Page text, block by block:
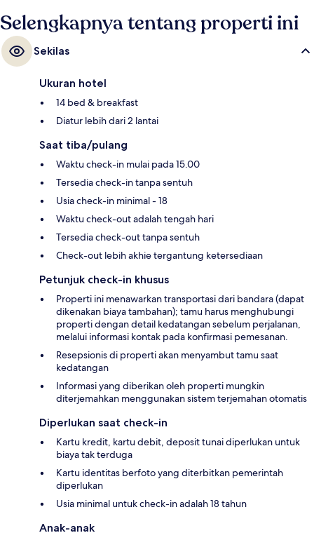
Selengkapnya tentang properti ini
Sekilas
Ukuran hotel
14 bed & breakfast
Diatur lebih dari 2 lantai
Saat tiba/pulang
Waktu check-in mulai pada 15.00
Tersedia check-in tanpa sentuh
Usia check-in minimal - 18
Waktu check-out adalah tengah hari
Tersedia check-out tanpa sentuh
Check-out lebih akhie tergantung ketersediaan
Petunjuk check-in khusus
Properti ini menawarkan transportasi dari bandara (dapat
dikenakan biaya tambahan); tamu harus menghubungi
properti dengan detail kedatangan sebelum perjalanan,
melalui informasi kontak pada konfirmasi pemesanan.
Resepsionis di properti akan menyambut tamu saat
kedatangan
Informasi yang diberikan oleh properti mungkin
diterjemahkan menggunakan sistem terjemahan otomatis
Diperlukan saat check-in
Kartu kredit, kartu debit, deposit tunai diperlukan untuk
biaya tak terduga
Kartu identitas berfoto yang diterbitkan pemerintah
diperlukan
Usia minimal untuk check-in adalah 18 tahun
Anak-anak